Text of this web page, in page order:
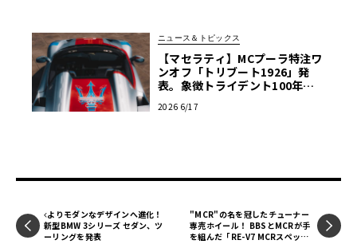
ニュース＆トピックス
【マセラティ】MCプーラ特注ワ
ンオフ「トリブート1926」発
表。象徴トライデント100年の
2026 6/17
よりモダンなデザインへ進化！
新型BMW 3シリーズ セダン、ツ
ーリングを発表
"MCR"の名を冠したチューナー
専売ホイール！ BBSとMCRが手
を組んだ「RE-V7 MCRスペッ